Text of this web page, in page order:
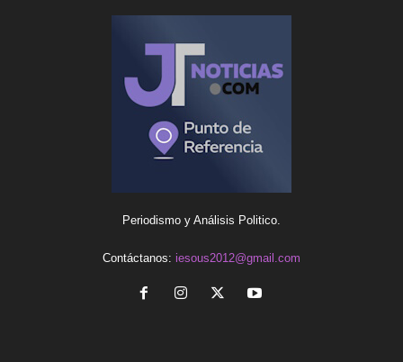
Periodismo y Análisis Politico.
Contáctanos: iesous2012@gmail.com